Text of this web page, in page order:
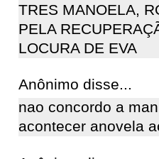
TRES MANOELA,
PELA
LOCURA DE EVA
Anônimo disse...
nao concordo a
acontecer anovela